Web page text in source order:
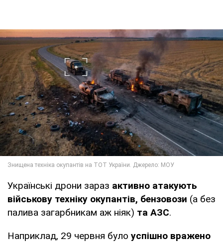
Українські дрони зараз активно атакують
військову техніку окупантів, бензовози (а без
палива загарбникам аж ніяк) та АЗС.
Наприклад, 29 червня було успішно вражено